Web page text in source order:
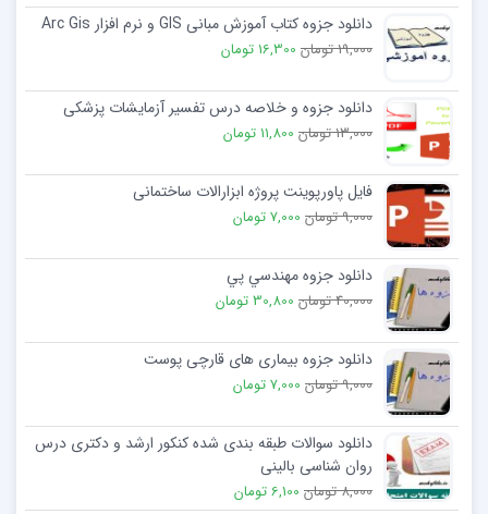
دانلود جزوه کتاب آموزش مبانی GIS و نرم افزار Arc Gis
19,000 تومان 16,300 تومان
دانلود جزوه و خلاصه درس تفسیر آزمایشات پزشکی
13,000 تومان 11,800 تومان
فایل پاورپوینت پروژه ابزارالات ساختمانی
9,000 تومان 7,000 تومان
دانلود جزوه مهندسي پي
40,000 تومان 30,800 تومان
دانلود جزوه بیماری های قارچی پوست
9,000 تومان 7,000 تومان
دانلود سوالات طبقه بندی شده کنکور ارشد و دکتری درس
روان شناسی بالینی
8,000 تومان 6,100 تومان